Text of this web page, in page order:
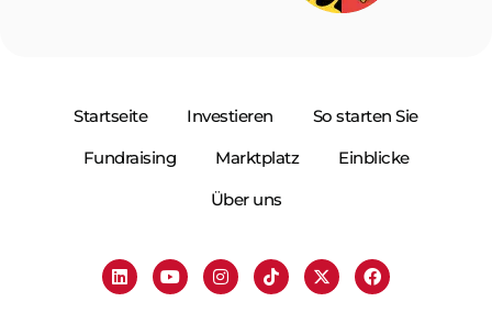
Startseite Investieren
So starten Sie
Fundraising
Marktplatz
Einblicke
Über uns